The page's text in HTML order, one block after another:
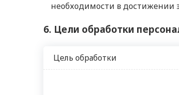
необходимости в достижении
6. Цели обработки
Цель обработки